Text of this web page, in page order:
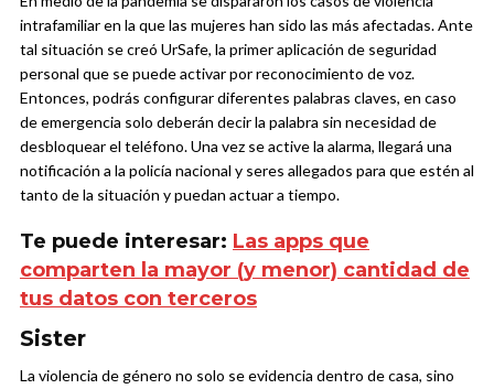
intrafamiliar en la que las mujeres han sido las más afectadas. Ante
tal situación se creó UrSafe, la primer aplicación de seguridad
personal que se puede activar por reconocimiento de voz.
Entonces, podrás configurar diferentes palabras claves, en caso
de emergencia solo deberán decir la palabra sin necesidad de
desbloquear el teléfono. Una vez se active la alarma, llegará una
notificación a la policía nacional y seres allegados para que estén al
tanto de la situación y puedan actuar a tiempo.
Te puede interesar: Las apps que
comparten la mayor (y menor) cantidad de
tus datos con terceros
Sister
La violencia de género no solo se evidencia dentro de casa, sino